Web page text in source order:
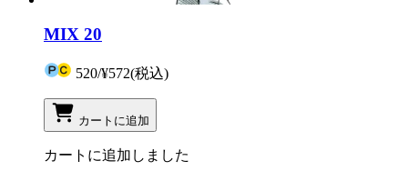
MIX 20
520/¥572(税込)
カートに追加
カートに追加しました